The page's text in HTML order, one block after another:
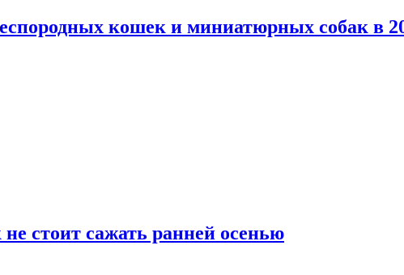
кошек и миниатюрных собак в
стоит сажать ранней осенью